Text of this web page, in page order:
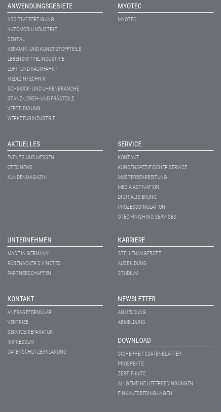
ANWENDUNGSGEBIETE
ADDITIVE FERTIGUNG
AUTOMOBILINDUSTRIE
DENTAL
KERAMIK- UND KUNSTSTOFFTEILE
LEBENSMITTELINDUSTRIE
LUFT- UND RAUMFAHRT
MEDIZINTECHNIK
SCHMUCK- UND UHRENBRANCHE
STANZ-, DREH- UND FRÄSTEILE
VERTEIDIGUNG
WERKZEUGINDUSTRIE
MYOTEC
MYOTEC
AKTUELLES
EVENTS UND MESSEN
OTEC NEWS
KUNDENMAGAZIN
SERVICE
KONTAKT
KUNDENSPEZIFISCHER SERVICE
MUSTERBEARBEITUNG
MEDIA ACTIVATION
DIGITALISIERUNG
PROZESSSIMULATION
OTEC FINISHING SERVICES
UNTERNEHMEN
MADE IN GERMANY
RÜBENACKER'S VINOTEC
PARTNERSCHAFTEN
KARRIERE
STELLENANGEBOTE
AUSBILDUNG
STUDIUM
KONTAKT
ANFRAGEFORMULAR
VERTRIEB
SERVICE/REPARATUR
IMPRESSUM
DATENSCHUTZERKLÄRUNG
NEWSLETTER
ANMELDUNG
ABMELDUNG
DOWNLOAD
SICHERHEITSDATENBLÄTTER
PROSPEKTE
ZERTIFIKATE
ALLGEMEINE LIEFERBEDINGUNGEN
EINKAUFSBEDINGUNGEN